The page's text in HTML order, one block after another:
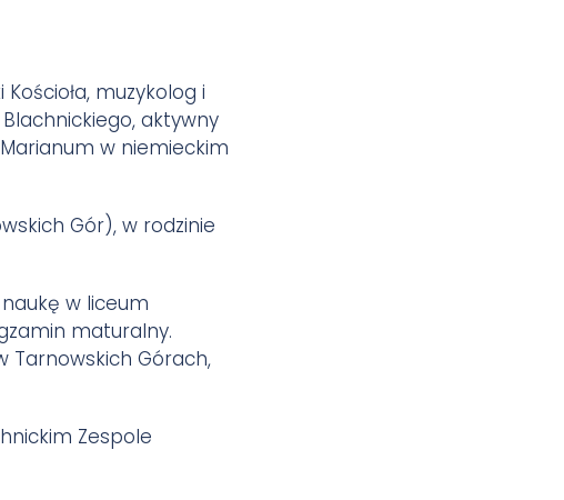
muzykolog i
aktywny
w niemieckim
Gór), w rodzinie
w liceum
maturalny.
Tarnowskich Górach,
Zespole